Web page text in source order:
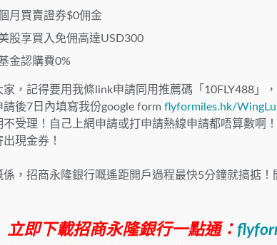
月買賣證券$0佣金
股享買入免佣高達USD300
金認購費0%
家，記得要用我條link申請同用推薦碼「10FLY488」
請後7日內填寫我份google form flyformiles.hk/
不受理！自己上網申請或打申請熱線申請都唔算數啊
現金券！
係，招商永隆銀行嘅遙距開戶過程最快5分鐘就搞掂
立即下載招商永隆銀行一點通：